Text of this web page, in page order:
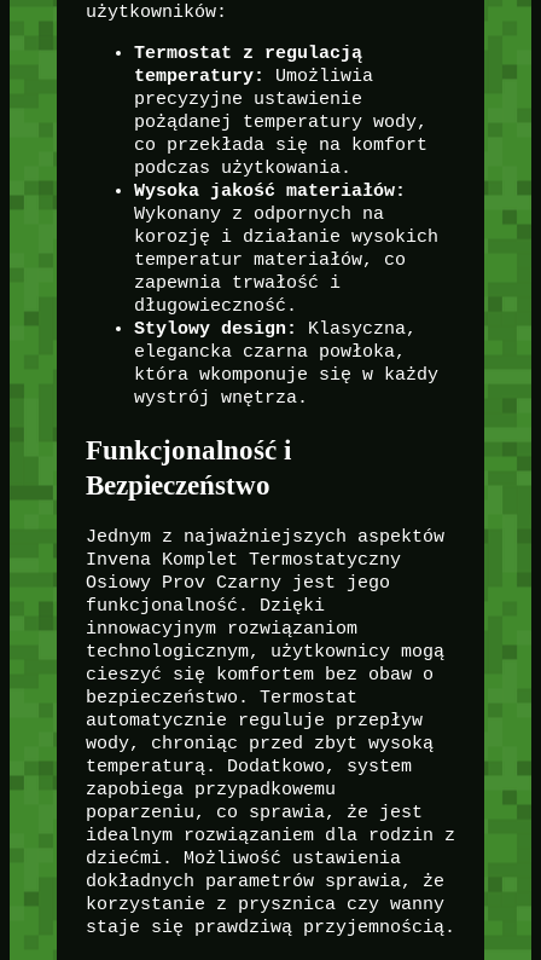
użytkowników:
Termostat z regulacją
temperatury:
Umożliwia
precyzyjne ustawienie
pożądanej temperatury wody,
co przekłada się na komfort
podczas użytkowania.
Wysoka jakość materiałów:
Wykonany z odpornych na
korozję i działanie wysokich
temperatur materiałów, co
zapewnia trwałość i
długowieczność.
Stylowy design:
Klasyczna,
elegancka czarna powłoka,
która wkomponuje się w każdy
wystrój wnętrza.
Funkcjonalność i
Bezpieczeństwo
Jednym z najważniejszych aspektów
Invena Komplet Termostatyczny
Osiowy Prov Czarny jest jego
funkcjonalność. Dzięki
innowacyjnym rozwiązaniom
technologicznym, użytkownicy mogą
cieszyć się komfortem bez obaw o
bezpieczeństwo. Termostat
automatycznie reguluje przepływ
wody, chroniąc przed zbyt wysoką
temperaturą. Dodatkowo, system
zapobiega przypadkowemu
poparzeniu, co sprawia, że jest
idealnym rozwiązaniem dla rodzin z
dziećmi. Możliwość ustawienia
dokładnych parametrów sprawia, że
korzystanie z prysznica czy wanny
staje się prawdziwą przyjemnością.